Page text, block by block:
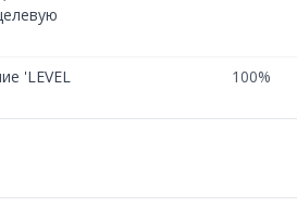
'LEVEL
100%